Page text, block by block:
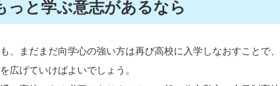
っと学ぶ意志があるなら
、まだまだ向学心の強い方は再び高校に入学しなおすことで、
広げていけばよいでしょう。